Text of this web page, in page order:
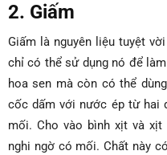
2. Giấm
Giấm là nguyên liệu tuyệt
chỉ có thể sử dụng nó để
hoa sen mà còn có thể
cốc dấm với nước ép từ hai
mối. Cho vào bình xịt và xịt
nghi ngờ có mối. Chất này